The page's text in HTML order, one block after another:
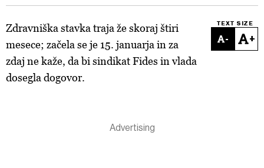
TEXT SIZE
- +
Zdravniška stavka traja že skoraj štiri
mesece; začela se je 15. januarja in za
zdaj ne kaže, da bi sindikat Fides in vlada
dosegla dogovor.